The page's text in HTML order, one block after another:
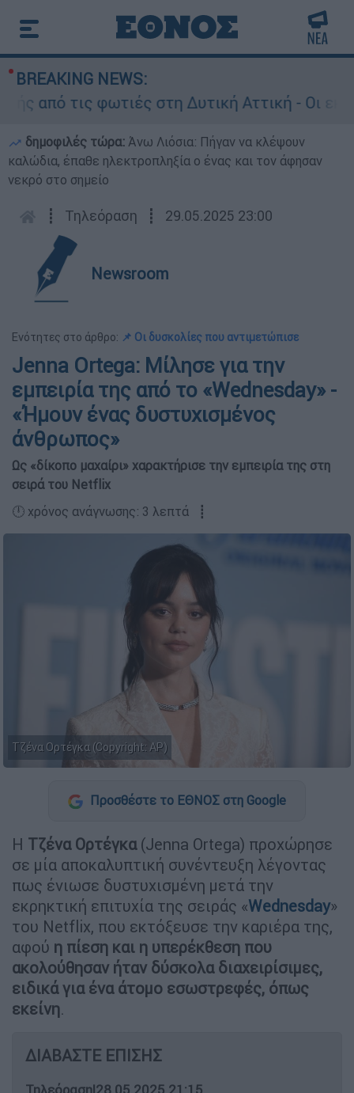
BREAKING NEWS:
από τις φωτιές στη Δυτική Αττική - Οι
δημοφιλές τώρα: Άνω Λιόσια: Πήγαν να κλέψουν
καλώδια, έπαθε ηλεκτροπληξία ο ένας και τον άφησαν
νεκρό στο σημείο
┋ Τηλεόραση ┋ 29.05.2025 23:00
Newsroom
Ενότητες στο άρθρο: 📌 Οι δυσκολίες που αντιμετώπισε
Jenna Ortega: Μίλησε για την
εμπειρία της από το «Wednesday» -
«Ήμουν ένας δυστυχισμένος
άνθρωπος»
Ως «δίκοπο μαχαίρι» χαρακτήρισε την εμπειρία της στη
σειρά του Netflix
🕛 χρόνος ανάγνωσης: 3 λεπτά ┋
Τζένα Ορτέγκα (Copyright: AP)
Προσθέστε το ΕΘΝΟΣ στη Google
Η Τζένα Ορτέγκα(Jenna Ortega) προχώρησε
σε μία αποκαλυπτική συνέντευξη λέγοντας
πως ένιωσε δυστυχισμένη μετά την
εκρηκτική επιτυχία της σειράς «Wednesday»
του Netflix, που εκτόξευσε την καριέρα της,
αφού η πίεση και η υπερέκθεση που
ακολούθησαν ήταν δύσκολα διαχειρίσιμες,
ειδικά για ένα άτομο εσωστρεφές, όπως
εκείνη.
ΔΙΑΒΑΣΤΕ ΕΠΙΣΗΣ